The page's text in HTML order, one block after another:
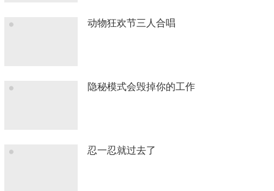
动物狂欢节三人合唱
隐秘模式会毁掉你的工作
忍一忍就过去了